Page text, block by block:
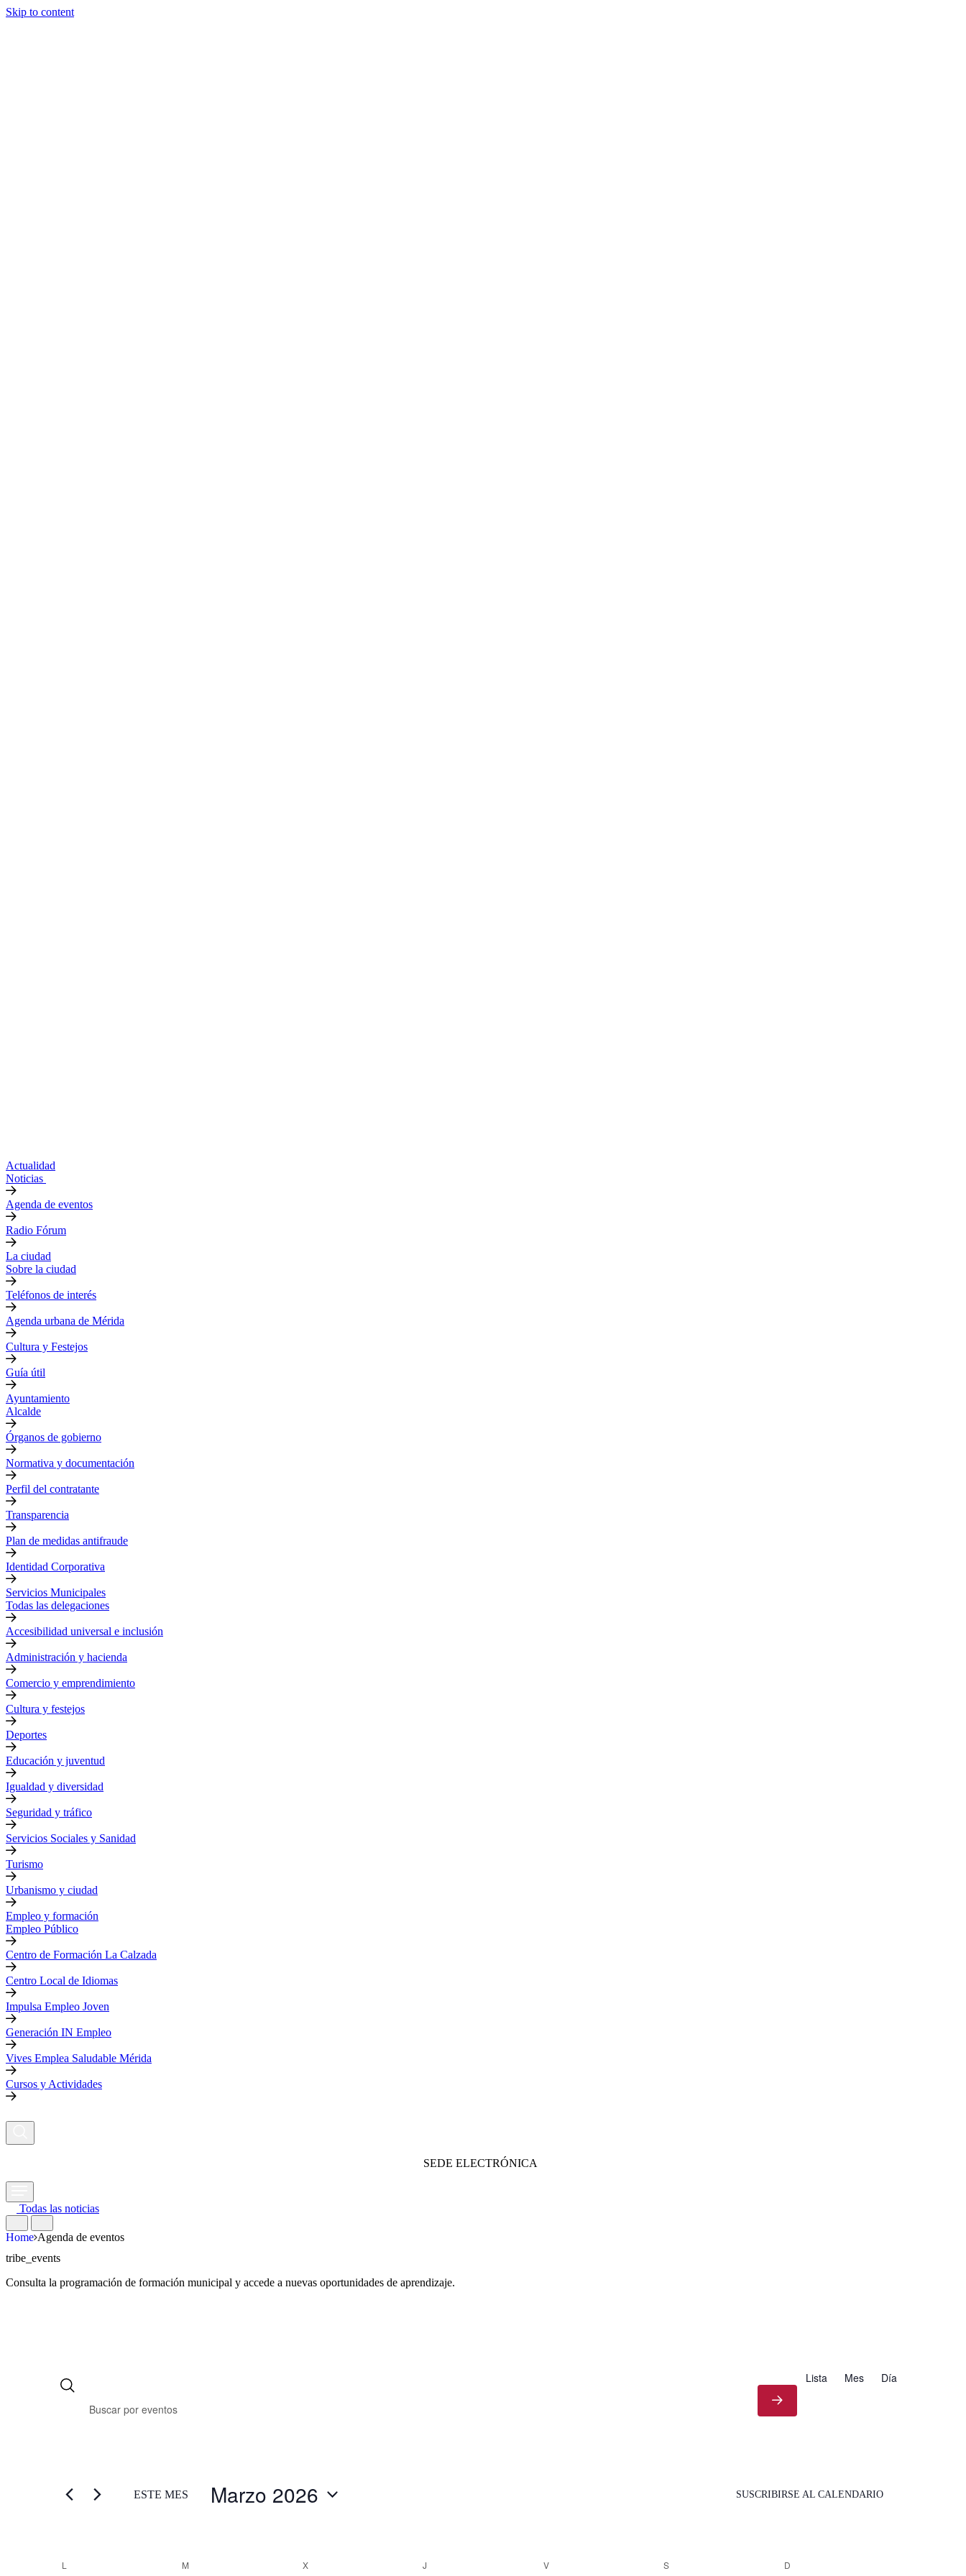
Skip to content
Actualidad
Noticias
Agenda de eventos
Radio Fórum
La ciudad
Sobre la ciudad
Teléfonos de interés
Agenda urbana de Mérida
Cultura y Festejos
Guía útil
Ayuntamiento
Alcalde
Órganos de gobierno
Normativa y documentación
Perfil del contratante
Transparencia
Plan de medidas antifraude
Identidad Corporativa
Servicios Municipales
Todas las delegaciones
Accesibilidad universal e inclusión
Administración y hacienda
Comercio y emprendimiento
Cultura y festejos
Deportes
Educación y juventud
Igualdad y diversidad
Seguridad y tráfico
Servicios Sociales y Sanidad
Turismo
Urbanismo y ciudad
Empleo y formación
Empleo Público
Centro de Formación La Calzada
Centro Local de Idiomas
Impulsa Empleo Joven
Generación IN Empleo
Vives Emplea Saludable Mérida
Cursos y Actividades
SEDE ELECTRÓNICA
Todas las noticias
Home Agenda de eventos
tribe_events
Consulta la programación de formación municipal y accede a nuevas oportunidades de aprendizaje.
Lista Mes Día
ESTE MES Marzo 2026 SUSCRIBIRSE AL CALENDARIO
Calendario
L M XMIÉRCOLES J VVIERNES S D